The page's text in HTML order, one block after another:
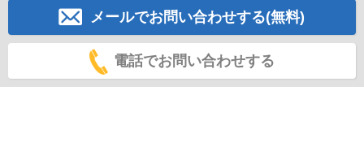
メールでお問い合わせする(無料)
電話でお問い合わせする